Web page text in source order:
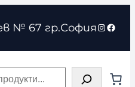
№ 67 гр.София